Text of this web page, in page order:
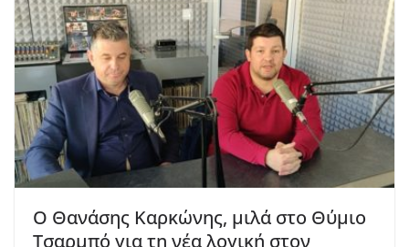
Ο Θανάσης Καρκώνης, μιλά στο Θύμιο
Τσαρμπό για τη νέα λογική στον